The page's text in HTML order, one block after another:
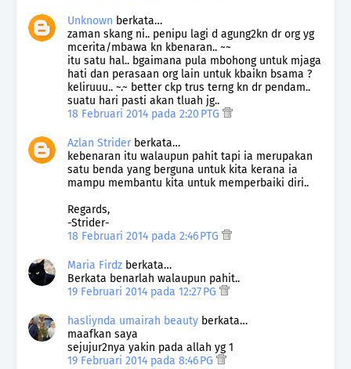
Unknown berkata…
zaman skang ni.. penipu lagi d agung2kn dr org yg
mcerita/mbawa kn kbenaran.. ~~
itu satu hal.. bgaimana pula mbohong untuk mjaga
hati dan perasaan org lain untuk kbaikn bsama ?
keliruuu.. ~.~ better ckp trus terng kn dr pendam..
suatu hari pasti akan tluah jg..
18 Februari 2014 pada 2:20 PTG
Azlan Striderberkata…
kebenaran itu walaupun pahit tapi ia merupakan
satu benda yang berguna untuk kita kerana ia
mampu membantu kita untuk memperbaiki diri..
Regards,
-Strider-
18 Februari 2014 pada 2:46 PTG
Maria Firdz berkata…
Berkata benarlah walaupun pahit..
19 Februari 2014 pada 12:27 PG
hasliynda umairah beauty berkata…
maafkan saya
sejujur2nya yakin pada allah yg 1
19 Februari 2014 pada 8:46 PG